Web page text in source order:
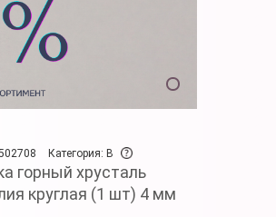
Категория: B
горный хрусталь
круглая (1 шт) 4 мм